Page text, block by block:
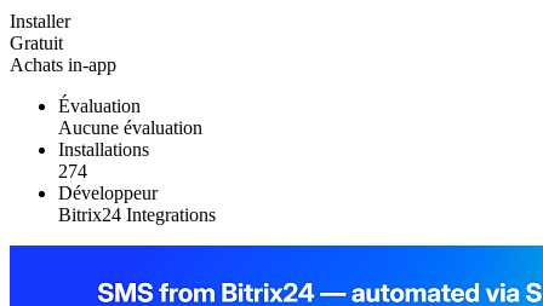
Installer
Gratuit
Achats in-app
Évaluation
Aucune évaluation
Installations
274
Développeur
Bitrix24 Integrations